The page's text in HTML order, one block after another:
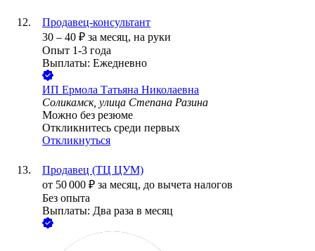
Продавец-консультант
30 – 40 ₽ за месяц, на руки
Опыт 1-3 года
Выплаты: Ежедневно
ИП Ермола Татьяна Николаевна
Соликамск, улица Степана Разина
Можно без резюме
Откликнитесь среди первых
Откликнуться
Продавец (ТЦ ЦУМ)
от 50 000 ₽ за месяц, до вычета налогов
Без опыта
Выплаты: Два раза в месяц